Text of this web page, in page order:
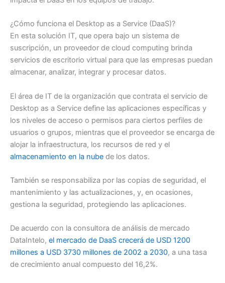
¿Cómo funciona el Desktop as a Service (DaaS)?
En esta solución IT, que opera bajo un sistema de
suscripción, un proveedor de cloud computing brinda
servicios de escritorio virtual para que las empresas puedan
almacenar, analizar, integrar y procesar datos.
El área de IT de la organización que contrata el servicio de
Desktop as a Service define las aplicaciones específicas y
los niveles de acceso o permisos para ciertos perfiles de
usuarios o grupos, mientras que el proveedor se encarga de
alojar la infraestructura, los recursos de red y el
almacenamiento en la nube de los datos.
También se responsabiliza por las copias de seguridad, el
mantenimiento y las actualizaciones, y, en ocasiones,
gestiona la seguridad, protegiendo las aplicaciones.
De acuerdo con la consultora de análisis de mercado
DataIntelo, el mercado de DaaS crecerá de USD 1200
millones a USD 3730 millones de 2002 a 2030, a una tasa
de crecimiento anual compuesto del 16,2%.